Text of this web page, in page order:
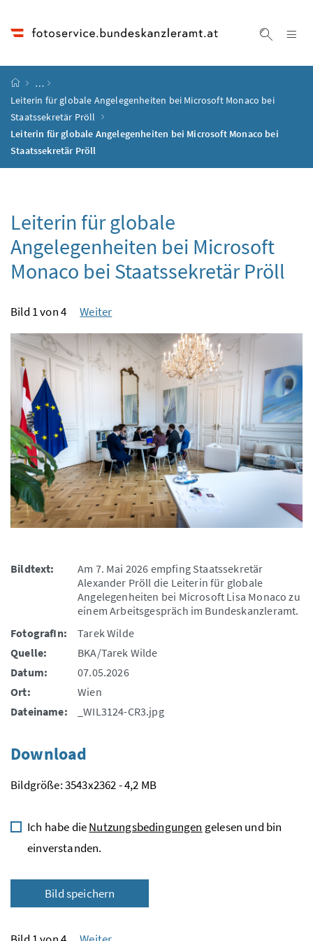
Startseite
…
Leiterin für globale Angelegenheiten bei Microsoft Monaco bei
Staatssekretär Pröll
Leiterin für globale Angelegenheiten bei Microsoft Monaco bei
Staatssekretär Pröll
Leiterin für globale
Angelegenheiten bei Microsoft
Monaco bei Staatssekretär Pröll
Bild 1 von 4 Weiter
Bildtext:
Am 7. Mai 2026 empfing Staatssekretär
Alexander Pröll die Leiterin für globale
Angelegenheiten bei Microsoft Lisa Monaco zu
einem Arbeitsgespräch im Bundeskanzleramt.
FotografIn:
Tarek Wilde
Quelle:
BKA/Tarek Wilde
Datum:
07.05.2026
Ort:
Wien
Dateiname:
_WIL3124-CR3.jpg
Download
Bildgröße: 3543x2362 - 4,2 MB
Ich habe dieNutzungsbedingungen gelesen und bin
einverstanden.
Bild speichern